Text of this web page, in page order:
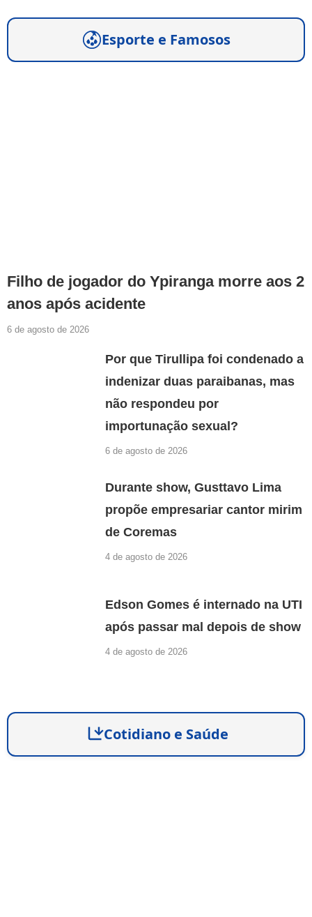
Esporte e Famosos
Filho de jogador do Ypiranga morre aos 2
anos após acidente
6 de agosto de 2026
Por que Tirullipa foi condenado a
indenizar duas paraibanas, mas
não respondeu por
importunação sexual?
6 de agosto de 2026
Durante show, Gusttavo Lima
propõe empresariar cantor mirim
de Coremas
4 de agosto de 2026
Edson Gomes é internado na UTI
após passar mal depois de show
4 de agosto de 2026
Cotidiano e Saúde